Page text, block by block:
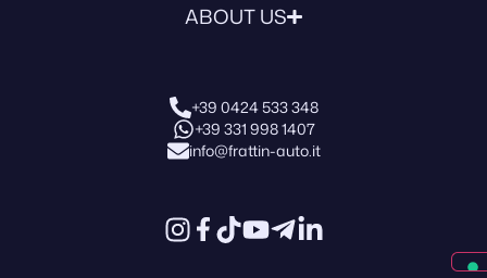
ABOUT US
+39 0424 533 348
+39 331 998 1407
info@frattin-auto.it